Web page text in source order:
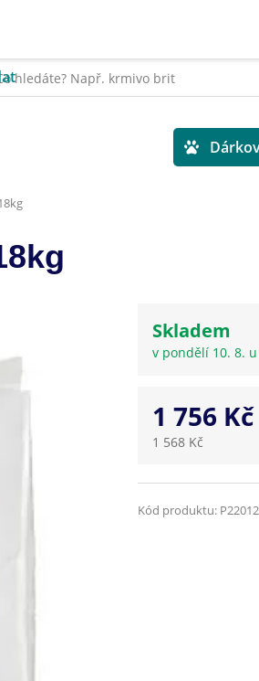
Skladem
v pondělí 10. 8.
1 756 Kč
1 568 Kč
Kód produktu: